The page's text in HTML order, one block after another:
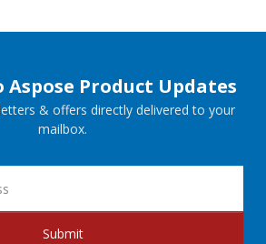
Aspose Product Updates
& offers directly delivered to your
mailbox.
Submit